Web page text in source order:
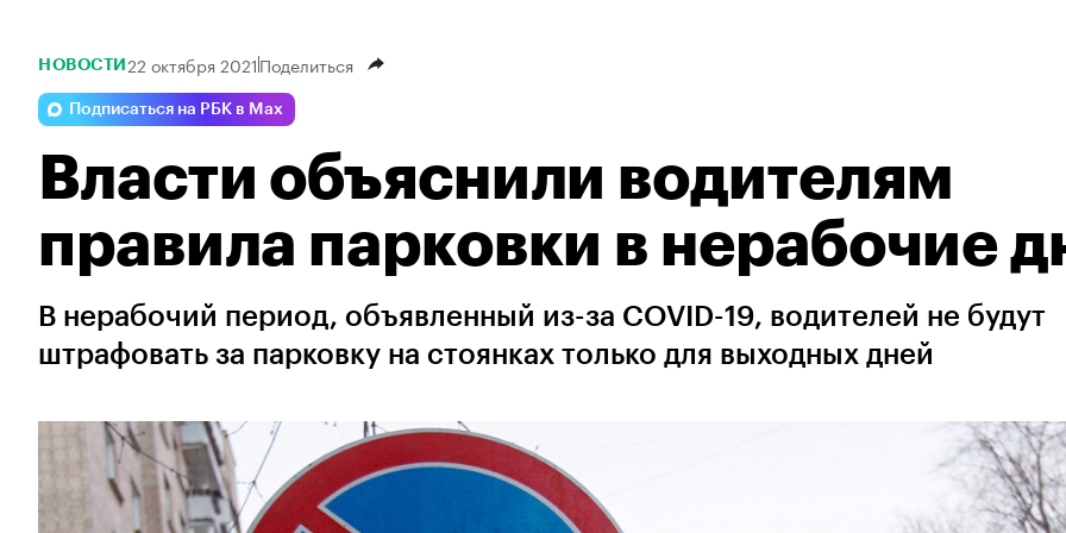
НОВОСТИ 22 октября 2021Поделиться
Подписаться на РБК в Max
Власти объяснили водителям
правила парковки в нерабочие
В нерабочий период, объявленный из-за COVID-19, водителей не будут
штрафовать за парковку на стоянках только для выходных дней